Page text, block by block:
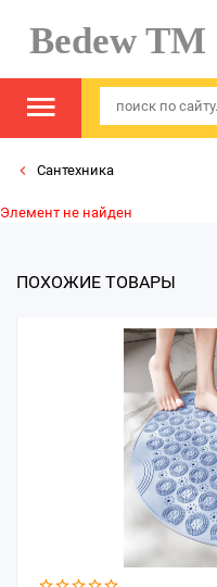
Bedew TM
Сантехника
Элемент не найден
ПОХОЖИЕ ТОВАРЫ